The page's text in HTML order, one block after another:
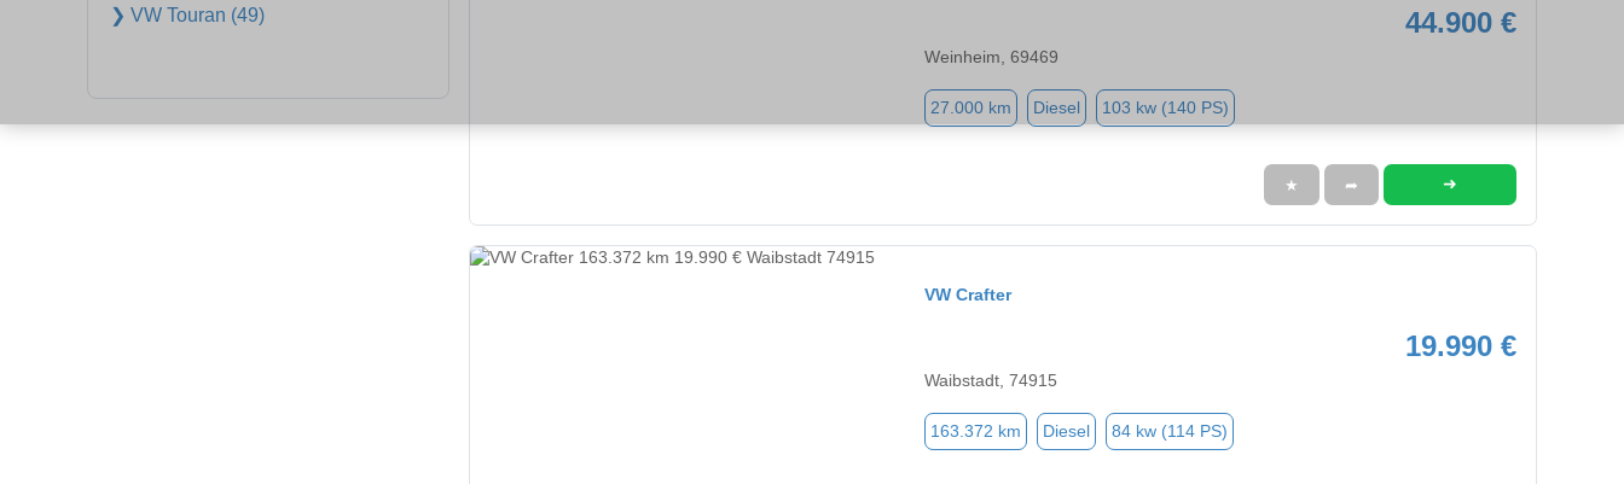
❯ VW Touran (49)
44.900 €
Weinheim, 69469
27.000 km Diesel 103 kw (140 PS)
★ ➦ ➜
VW Crafter
19.990 €
Waibstadt, 74915
163.372 km Diesel 84 kw (114 PS)